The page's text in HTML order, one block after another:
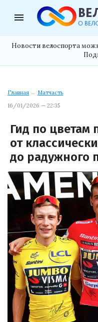
menu
Новости велоспорта
Главная → Матчасть
16/01/2026 — 22:35
Гид по цветам
от
до радужного